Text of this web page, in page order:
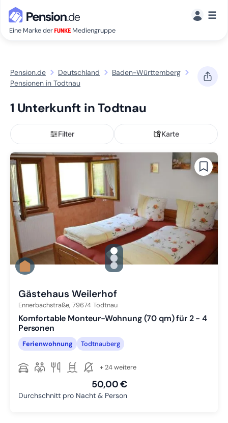
Eine Marke der Mediengruppe
☰
Pension.de Deutschland
Baden-Württemberg
Pensionen in Todtnau
1 Unterkunft in Todtnau
Filter Karte
gallery.slide_selector
Zu Slide 1 wechseln
Zu Slide 2 wechseln
Zu Slide 3 wechseln
Gästehaus Weilerhof
Ennerbachstraße, 79674 Todtnau
Komfortable Monteur-Wohnung (70 qm) für 2 - 4
Personen
Ferienwohnung Todtnauberg
+ 24 weitere
50,00 €
Durchschnitt pro Nacht & Person